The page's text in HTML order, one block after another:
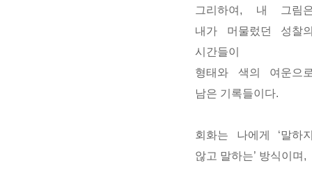
그리하여, 내 그림
내가 머물렀던 성찰
시간들이
형태와 색의 여운으
남은 기록들이다.
회화는 나에게 ‘말하
않고 말하는’ 방식이며,